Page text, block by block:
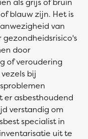
blauw zijn. Het is
van
door
of veroudering
bij
er asbesthoudend
verstandig om
specialist in
uit te